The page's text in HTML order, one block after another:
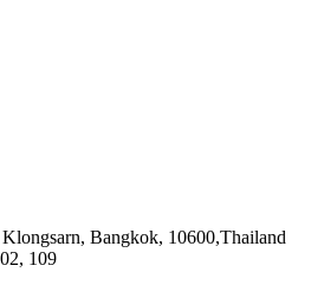
Bangkok, 10600,Thailand
109